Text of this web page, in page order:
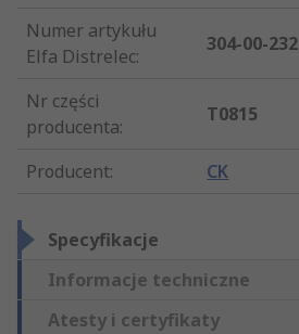
Numer artykułu
Elfa Distrelec:
304-00-232
Nr części
producenta:
T0815
Producent: CK
Specyfikacje
Informacje techniczne
Atesty i certyfikaty